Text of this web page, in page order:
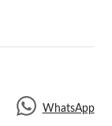
WhatsApp